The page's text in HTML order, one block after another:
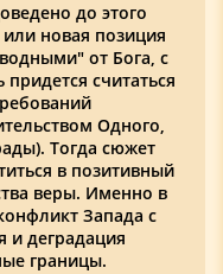
до этого
новая позиция
от Бога, с
считаться
Одного,
Тогда сюжет
в позитивный
веры. Именно в
Запада с
и деградация
границы.